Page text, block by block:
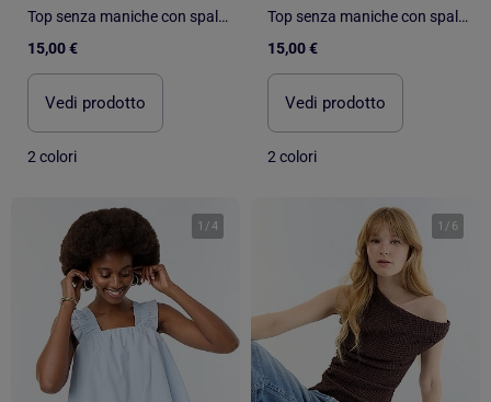
Top senza maniche con spalline a volant
15,00 €
Vedi prodotto
2 colori
Top senza maniche con spalline a volant
15,00 €
Vedi prodotto
2 colori
1 /4 1 / 6